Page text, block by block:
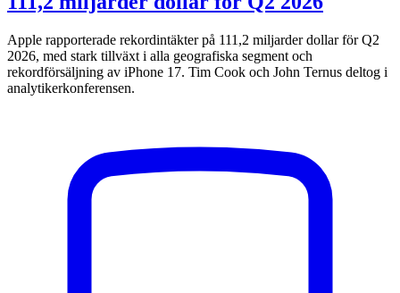
Apple rapporterade rekordintäkter på 111,2 miljarder dollar för Q2
2026, med stark tillväxt i alla geografiska segment och
rekordförsäljning av iPhone 17. Tim Cook och John Ternus deltog i
analytikerkonferensen.